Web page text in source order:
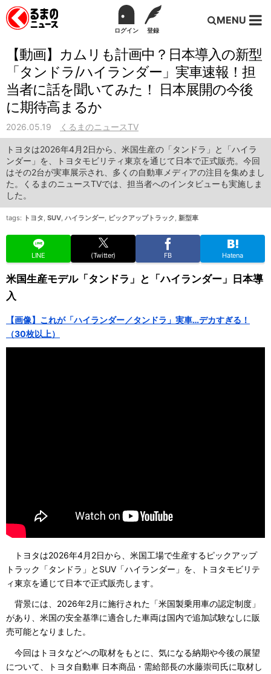
ログイン 登録
MENU
【動画】カムリも計画中？日本導入の新型
「タンドラ/ハイランダー」実車速報！担
当者に話を聞いてみた！ 日本展開の今後
に期待高まるか
2026.05.19 くるまのニュースTV
トヨタは2026年4月2日から、米国生産の「タンドラ」と「ハイラ
ンダー」を、トヨタモビリティ東京を通じて日本で正式販売。今回
はその2台が実車展示され、多くの自動車メディアの注目を集めまし
た。くるまのニュースTVでは、担当者へのインタビューも実施しま
した。
tags: トヨタ, SUV, ハイランダー, ピックアップトラック, 新型車
LINE (Twitter) FB Hatena
米国生産モデル「タンドラ」と「ハイランダー」日本導
入
【画像】これが「ハイランダー／タンドラ」実車…デカすぎる！
（30枚以上）
トヨタは2026年4月2日から、米国工場で生産するピックアップ
トラック「タンドラ」とSUV「ハイランダー」を、トヨタモビリテ
ィ東京を通じて日本で正式販売します。
背景には、2026年2月に施行された「米国製乗用車の認定制度」
があり、米国の安全基準に適合した車両は国内で追加試験なしに販
売可能となりました。
今回はトヨタなどへの取材をもとに、気になる納期や今後の展望
について、トヨタ自動車 日本商品・需給部長の水藤崇司氏に取材し